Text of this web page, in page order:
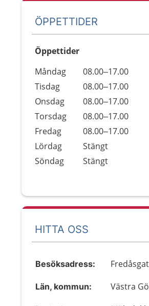
ÖPPETTIDER
Öppettider
Dag
Öppettider
Kommentarer
Måndag
08.00–17.00
Tisdag
08.00–17.00
Onsdag
08.00–17.00
Torsdag
08.00–17.00
Fredag
08.00–17.00
Lördag
Stängt
Söndag
Stängt
HITTA OSS
Besöksadress:
Län, kommun: Västra